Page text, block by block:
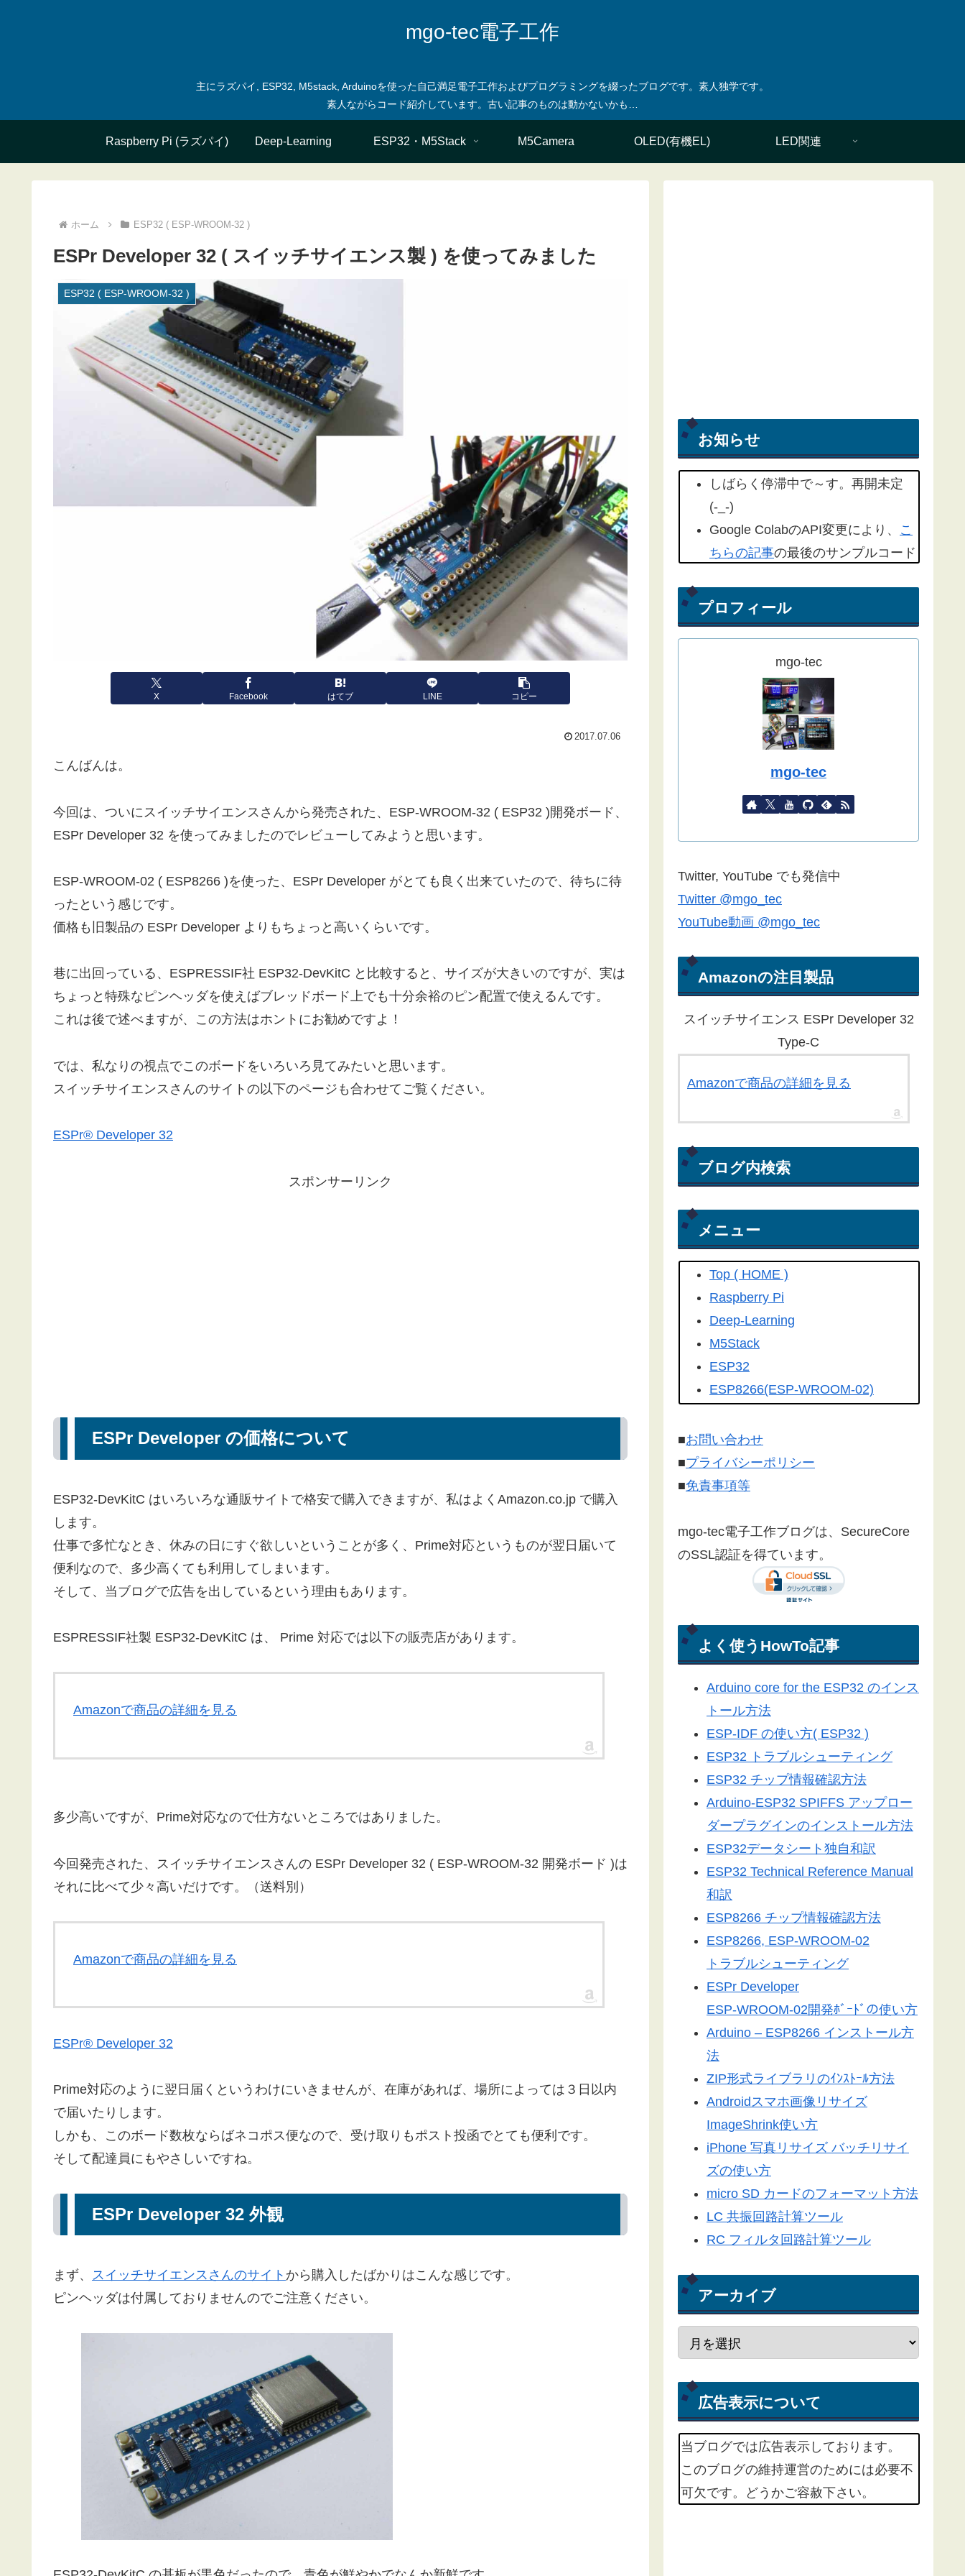
mgo-tec電子工作
主にラズパイ, ESP32, M5stack, Arduinoを使った自己満足電子工作およびプログラミングを綴ったブログです。素人独学です。
Raspberry Pi (ラズパイ) Deep-Learning ESP32・M5Stack M5Camera OLED(有機EL) LED関連
ホーム ESP32 ( ESP-WROOM-32 )
ESPr Developer 32 ( スイッチサイエンス製 ) を使ってみました
ESP32 ( ESP-WROOM-32 )
X Facebook はてブ LINE コピー
2017.07.06
こんばんは。
今回は、ついにスイッチサイエンスさんから発売された、ESP-WROOM-32 ( ESP32 )開発ボード、
ESPr Developer 32 を使ってみましたのでレビューしてみようと思います。
ESP-WROOM-02 ( ESP8266 )を使った、ESPr Developer がとても良く出来ていたので、待ちに待
ったという感じです。
価格も旧製品の ESPr Developer よりもちょっと高いくらいです。
巷に出回っている、ESPRESSIF社 ESP32-DevKitC と比較すると、サイズが大きいのですが、実は
ちょっと特殊なピンヘッダを使えばブレッドボード上でも十分余裕のピン配置で使えるんです。
これは後で述べますが、この方法はホントにお勧めですよ！
では、私なりの視点でこのボードをいろいろ見てみたいと思います。
スイッチサイエンスさんのサイトの以下のページも合わせてご覧ください。
ESPr® Developer 32
スポンサーリンク
ESPr Developer の価格について
ESP32-DevKitC はいろいろな通販サイトで格安で購入できますが、私はよくAmazon.co.jp で購入
します。
仕事で多忙なとき、休みの日にすぐ欲しいということが多く、Prime対応というものが翌日届いて
便利なので、多少高くても利用してしまいます。
そして、当ブログで広告を出しているという理由もあります。
ESPRESSIF社製 ESP32-DevKitC は、 Prime 対応では以下の販売店があります。
Amazonで商品の詳細を見る
多少高いですが、Prime対応なので仕方ないところではありました。
今回発売された、スイッチサイエンスさんの ESPr Developer 32 ( ESP-WROOM-32 開発ボード )は
それに比べて少々高いだけです。（送料別）
Amazonで商品の詳細を見る
ESPr® Developer 32
Prime対応のように翌日届くというわけにいきませんが、在庫があれば、場所によっては３日以内
で届いたりします。
しかも、このボード数枚ならばネコポス便なので、受け取りもポスト投函でとても便利です。
そして配達員にもやさしいですね。
ESPr Developer 32 外観
まず、 スイッチサイエンスさんのサイト から購入したばかりはこんな感じです。
ピンヘッダは付属しておりませんのでご注意ください。
お知らせ
しばらく停滞中で～す。再開未定
(-_-)
Google ColabのAPI変更により、 こ
ちらの記事の最後のサンプルコード
こちらの記事
庁天気予報に変更したものを追記し
(2022/09/02)
こちらの記事をYahoo天気から気象
庁天気予報に変更したものを追記し
諸事情で記事更新停滞しています。
１年以上経過している記事が殆どな
Blynk2.0で双方向通信できない場合
はこちらの記事
ください(2022/06/24)
ん。ほとんどの記事が１年以上経過
している為、動作しないものもある
ことをご了承ください。
Yahoo RSS天気予報が配信終了し
たことに伴い、気象庁から天気予報
を取得する方法にライブラリを更新
ください(2022/04/15)
Yahoo! RSS天気予報の配信が
2022/03/31で終了してしまいまし
工学社さん技術情報誌Ｉ／Ｏ（アイ
オー）2018/04号にもこちらの記事
を転載して頂きました。有難うござ
こちらの記事
いただけました。ありがとうござい
ます！
紹介されました。ありがとうござい
ます。
プロフィール
mgo-tec
mgo-tec
Twitter, YouTube でも発信中
Twitter @mgo_tec
YouTube動画 @mgo_tec
Amazonの注目製品
スイッチサイエンス ESPr Developer 32
Type-C
Amazonで商品の詳細を見る
ブログ内検索
メニュー
Top ( HOME )
Raspberry Pi
Deep-Learning
M5Stack
ESP32
ESP8266(ESP-WROOM-02)
Firebase
センサー
漢字フォント
SSL/TLS 暗号化通信
有機EL(OLED)
LCD(液晶ディスプレイ)
Websocket
Arduino-ESP32
Arduino-ESP8266
LEDドットマトリックス
Server-Sent Events
スマートフォン
3Dプリンター
ライブラリ
工具／測定器
アプリ
ツール
便利グッズ
■お問い合わせ
■プライバシーポリシー
■免責事項等
mgo-tec電子工作ブログは、SecureCore
のSSL認証を得ています。
よく使うHowTo記事
Arduino core for the ESP32 のインス
トール方法
ESP-IDF の使い方( ESP32 )
ESP32 トラブルシューティング
ESP32 チップ情報確認方法
Arduino-ESP32 SPIFFS アップロー
ダープラグインのインストール方法
ESP32データシート独自和訳
ESP32 Technical Reference Manual
和訳
ESP8266 チップ情報確認方法
ESP8266, ESP-WROOM-02
トラブルシューティング
ESPr Developer
ESP-WROOM-02開発ﾎﾞｰﾄﾞの使い方
Arduino – ESP8266 インストール方
法
ZIP形式ライブラリのｲﾝｽﾄｰﾙ方法
Androidスマホ画像リサイズ
ImageShrink使い方
iPhone 写真リサイズ バッチリサイ
ズの使い方
micro SD カードのフォーマット方法
LC 共振回路計算ツール
RC フィルタ回路計算ツール
アーカイブ
広告表示について
当ブログでは広告表示しております。
このブログの維持運営のためには必要不
可欠です。どうかご容赦下さい。